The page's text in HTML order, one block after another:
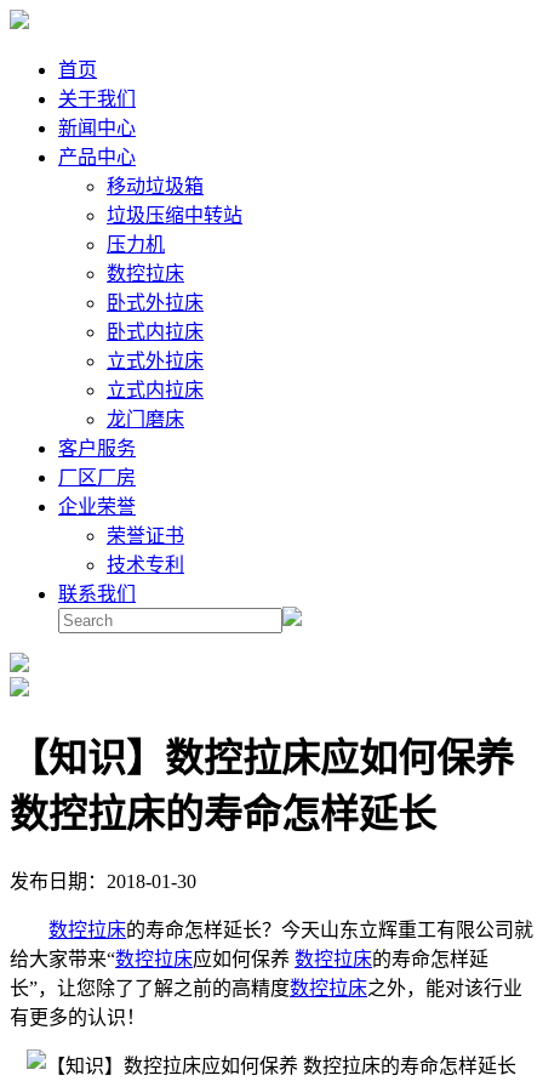
首页
关于我们
新闻中心
产品中心
移动垃圾箱
垃圾压缩中转站
压力机
数控拉床
卧式外拉床
卧式内拉床
立式外拉床
立式内拉床
龙门磨床
客户服务
厂区厂房
企业荣誉
荣誉证书
技术专利
联系我们
【知识】数控拉床应如何保养
数控拉床的寿命怎样延长
发布日期：2018-01-30
数控拉床的寿命怎样延长？今天山东立辉重工有限公司就
给大家带来“数控拉床应如何保养 数控拉床的寿命怎样延
长”，让您除了了解之前的高精度数控拉床之外，能对该行业
有更多的认识！